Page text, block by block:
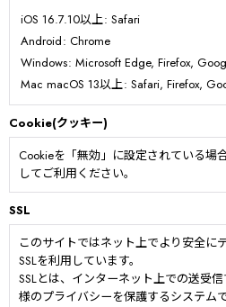
iOS 16.7.10以上: Safari
Android: Chrome
Windows: Microsoft Edge, Firefox,
Mac macOS 13以上: Safari, Firefox,
Cookie(クッキー)
Cookieを「無効」に設定されている場
してご利用ください。
SSL
このサイトではネット上でより安全に
SSLを利用しています。
SSLとは、インターネット上での送受
様のプライバシーを保護するシステムで